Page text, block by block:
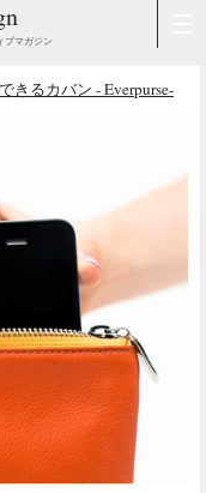
ブマガジン
きるカバン - Everpurse-